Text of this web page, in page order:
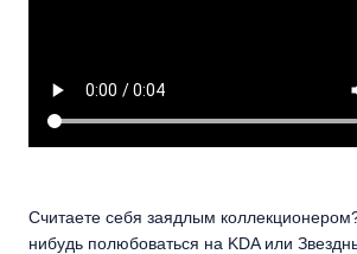
Считаете себя заядлым
нибудь полюбоваться на KDA или